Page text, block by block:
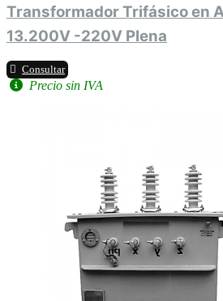
Transformador Trifásico en
13.200V -220V Plena
Consultar
Precio sin IVA